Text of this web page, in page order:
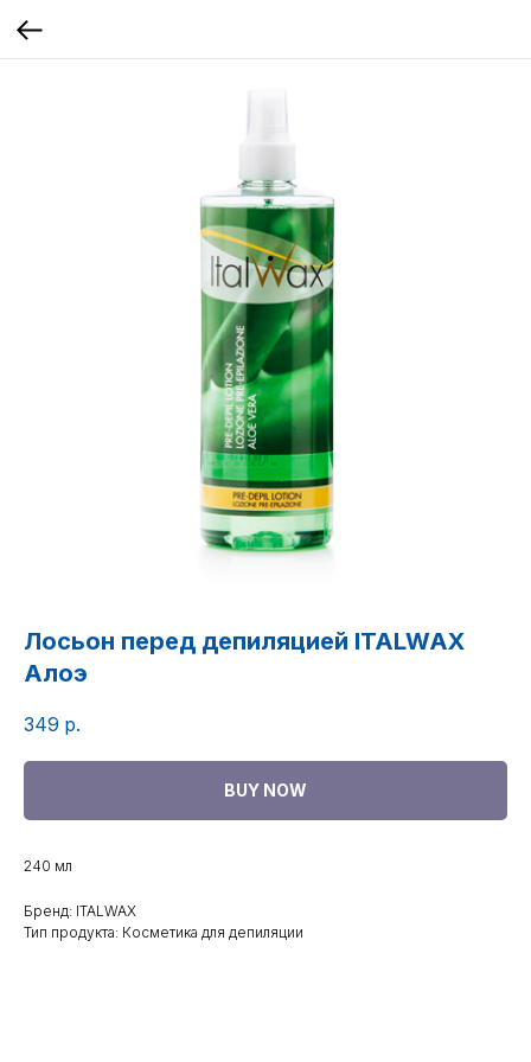
Лосьон перед депиляцией ITALWAX
Алоэ
349 р.
BUY NOW
240 мл
Бренд: ITALWAX
Тип продукта: Косметика для депиляции